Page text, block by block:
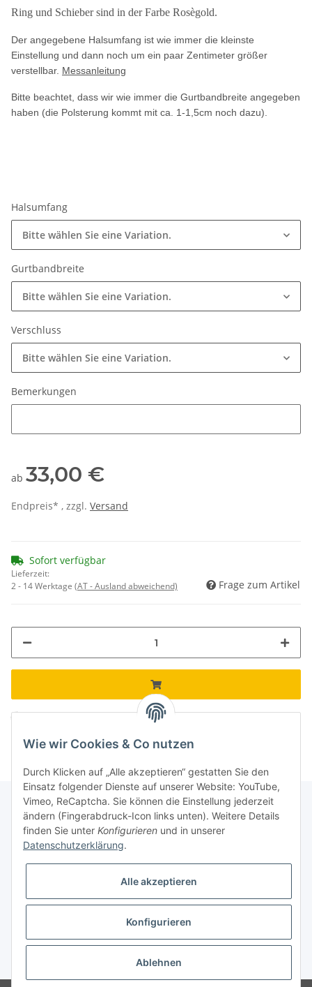
Ring und Schieber sind in der Farbe Rosègold.
Der angegebene Halsumfang ist wie immer die kleinste
Einstellung und dann noch um ein paar Zentimeter größer
verstellbar. Messanleitung
Bitte beachtet, dass wir wie immer die Gurtbandbreite angegeben
haben (die Polsterung kommt mit ca. 1-1,5cm noch dazu).
Halsumfang
Bitte wählen Sie eine Variation.
Gurtbandbreite
Bitte wählen Sie eine Variation.
Verschluss
Bitte wählen Sie eine Variation.
Bemerkungen
ab 33,00 €
Endpreis* , zzgl. Versand
Sofort verfügbar
Lieferzeit:
2 - 14 Werktage (AT - Ausland abweichend) Frage zum Artikel
Komponenten werden geladen ...
Informationen
Galerie
* Keine Ausweisung der Mehrwertsteuer gemäß Klein-Unternehmer-Regelung.,
Wie wir Cookies & Co nutzen
Durch Klicken auf „Alle akzeptieren“ gestatten Sie den
Einsatz folgender Dienste auf unserer Website: YouTube,
Vimeo, ReCaptcha. Sie können die Einstellung jederzeit
ändern (Fingerabdruck-Icon links unten). Weitere Details
finden Sie unter Konfigurieren und in unserer
Datenschutzerklärung.
Alle akzeptieren
Konfigurieren
Ablehnen